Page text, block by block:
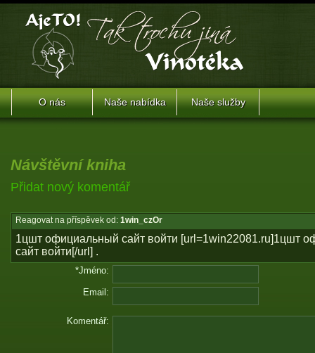
O nás Naše nabídka Naše služby
Návštěvní kniha
Přidat nový komentář
Reagovat na příspěvek od: 1win_czOr
1цшт официальный сайт войти [url=1win22081.ru]1цшт
сайт войти[/url] .
*Jméno:
Email:
Komentář: